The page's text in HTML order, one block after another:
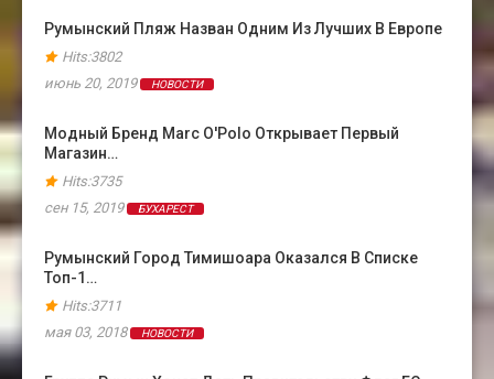
Румынский Пляж Назван Одним Из Лучших В Европе
Hits:3802
июнь 20, 2019
НОВОСТИ
Модный Бренд Marc O'Polo Открывает Первый
Магазин…
Hits:3735
сен 15, 2019
БУХАРЕСТ
Румынский Город Тимишоара Оказался В Cписке
Топ-1…
Hits:3711
мая 03, 2018
НОВОСТИ